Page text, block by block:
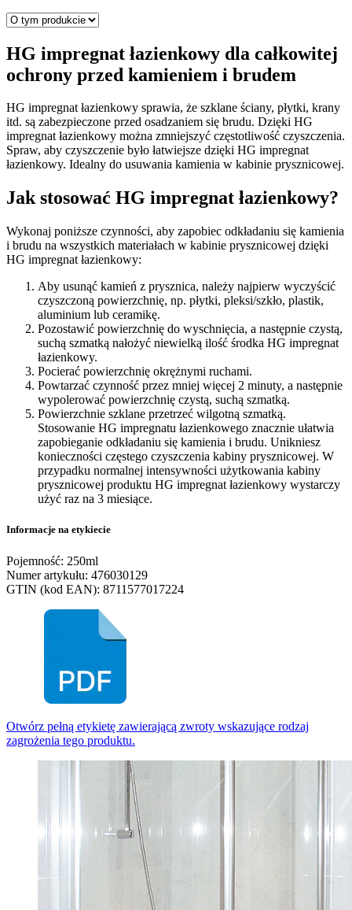
HG impregnat łazienkowy dla całkowitej
ochrony przed kamieniem i brudem
HG impregnat łazienkowy sprawia, że szklane ściany, płytki, krany
itd. są zabezpieczone przed osadzaniem się brudu. Dzięki HG
impregnat łazienkowy można zmniejszyć częstotliwość czyszczenia.
Spraw, aby czyszczenie było łatwiejsze dzięki HG impregnat
łazienkowy. Idealny do usuwania kamienia w kabinie prysznicowej.
Jak stosować HG impregnat łazienkowy?
Wykonaj poniższe czynności, aby zapobiec odkładaniu się kamienia
i brudu na wszystkich materiałach w kabinie prysznicowej dzięki
HG impregnat łazienkowy:
Aby usunąć kamień z prysznica, należy najpierw wyczyścić
czyszczoną powierzchnię, np. płytki, pleksi/szkło, plastik,
aluminium lub ceramikę.
Pozostawić powierzchnię do wyschnięcia, a następnie czystą,
suchą szmatką nałożyć niewielką ilość środka HG impregnat
łazienkowy.
Pocierać powierzchnię okrężnymi ruchami.
Powtarzać czynność przez mniej więcej 2 minuty, a następnie
wypolerować powierzchnię czystą, suchą szmatką.
Powierzchnie szklane przetrzeć wilgotną szmatką.
Stosowanie HG impregnatu łazienkowego znacznie ułatwia
zapobieganie odkładaniu się kamienia i brudu. Unikniesz
konieczności częstego czyszczenia kabiny prysznicowej. W
przypadku normalnej intensywności użytkowania kabiny
prysznicowej produktu HG impregnat łazienkowy wystarczy
użyć raz na 3 miesiące.
Informacje na etykiecie
Pojemność: 250ml
Numer artykułu: 476030129
GTIN (kod EAN): 8711577017224
Otwórz pełną etykietę zawierającą zwroty wskazujące rodzaj
zagrożenia tego produktu.